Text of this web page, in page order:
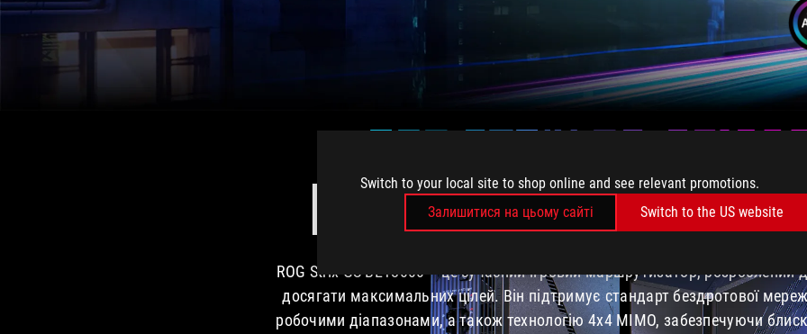
Switch to your local site to shop online and see relevant promotions.
Залишитися на цьому сайті
Switch to the US website
ROG STRIX GS-
БЛИСКАВИЧНА
ROG Strix GS-BE18000 – це сучасний ігровий маршрутизатор, розроблений
досягати максимальних цілей. Він підтримує стандарт бездротової
робочими діапазонами, а також технологію 4x4 MIMO, забезпечуючи